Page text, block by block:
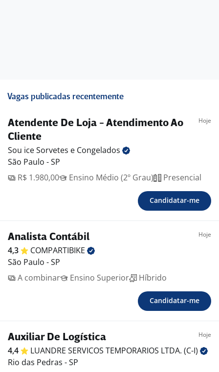
Vagas publicadas recentemente
Atendente De Loja - Atendimento Ao
Cliente
Hoje
Sou ice Sorvetes e Congelados
São Paulo - SP
R$ 1.980,00
Ensino Médio (2º Grau) Presencial
Candidatar-me
Analista Contábil Hoje
4,3
COMPARTIBIKE
São Paulo - SP
A combinar
Ensino Superior Híbrido
Candidatar-me
Auxiliar De Logística Hoje
4,4 LUANDRE SERVICOS TEMPORARIOS LTDA. (C-I)
Rio das Pedras - SP